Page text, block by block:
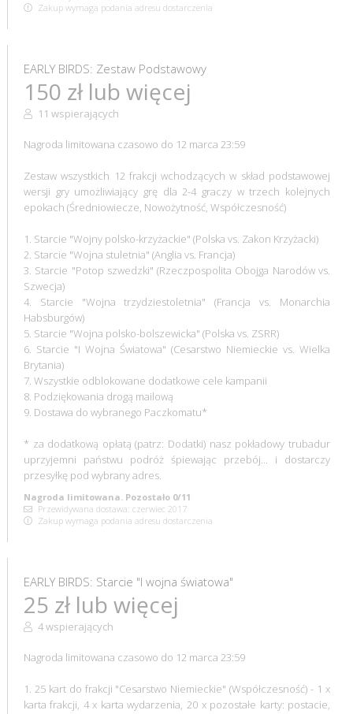
Zakup wymaga podania adresu dostarczenia
EARLY BIRDS: Zestaw Podstawowy
150 zł lub więcej
11 wspierających
Nagroda limitowana czasowo do 12 marca 23:59
Zestaw wszystkich 12 frakcji wchodzących w skład podstawowej
wersji gry umożliwiający grę dla 2-4 graczy w trzech kolejnych
epokach (Średniowiecze, Nowożytność, Współczesność)
1. Starcie "Wojny polsko-krzyżackie" (Polska vs. Zakon Krzyżacki)
2. Starcie "Wojna stuletnia" (Anglia vs. Francja)
3. Starcie "Potop szwedzki" (Rzeczpospolita Obojga Narodów vs.
Szwecja)
4. Starcie "Wojna trzydziestoletnia" (Francja vs. Monarchia
Habsburgów)
5. Starcie "Wojna polsko-bolszewicka" (Polska vs. ZSRR)
6. Starcie "I Wojna Światowa" (Cesarstwo Niemieckie vs. Wielka
Brytania)
7. Wszystkie odblokowane dodatkowe cele kampanii
8. Podziękowania drogą mailową
9. Dostawa do wybranego Paczkomatu*
* za dodatkową opłatą (patrz: Dodatki) nasz pokładowy trubadur
uprzyjemni państwu podróż śpiewając przebój... i dostarczy
przesyłkę pod wybrany adres.
Nagroda limitowana. Pozostało 0/11
Przewidywana dostawa: czerwiec 2017
Zakup wymaga podania adresu dostarczenia
EARLY BIRDS: Starcie "I wojna światowa"
25 zł lub więcej
4 wspierających
Nagroda limitowana czasowo do 12 marca 23:59
1. 25 kart do frakcji "Cesarstwo Niemieckie" (Współczesność) - 1 x
karta frakcji, 4 x karta wydarzenia, 20 x pozostałe karty: postacie,